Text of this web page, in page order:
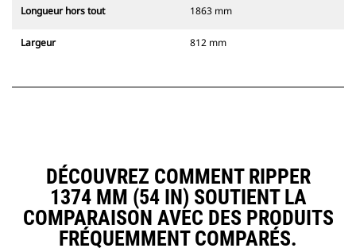
Longueur hors tout 1863 mm
Largeur 812 mm
DÉCOUVREZ COMMENT RIPPER
1374 MM (54 IN) SOUTIENT LA
COMPARAISON AVEC DES PRODUITS
FRÉQUEMMENT COMPARÉS.